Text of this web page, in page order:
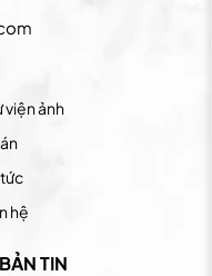
viện ảnh
hệ
TIN